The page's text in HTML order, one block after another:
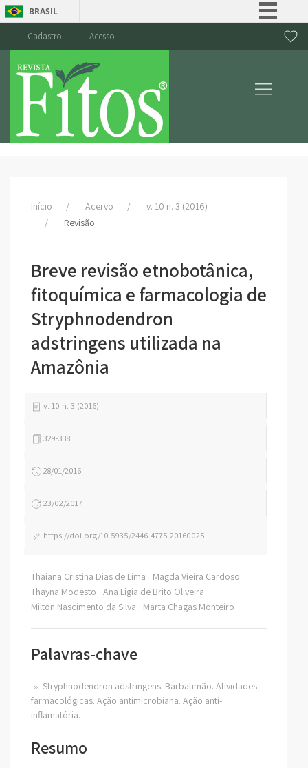
BRASIL
Canais
Cadastro Acesso
Início Acervo
v. 10 n. 3 (2016)
Revisão
Breve revisão etnobotânica,
fitoquímica e farmacologia de
Stryphnodendron
adstringens utilizada na
Amazônia
v. 10 n. 3 (2016)
329-338
28/01/2016
23/02/2017
https://doi.org/10.5935/2446-4775.20160025
Thaiana Cristina Dias de Lima
Magda Vieira Cardoso
Thayna Modesto
Ana Lígia de Brito Oliveira
Milton Nascimento da Silva
Marta Chagas Monteiro
Palavras-chave
Stryphnodendron adstringens. Barbatimão. Atividades
farmacológicas. Ação antimicrobiana. Ação anti-
inflamatória.
Resumo